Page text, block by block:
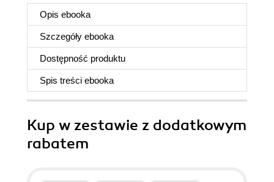
Opis ebooka
Szczegóły ebooka
Dostępność produktu
Spis treści ebooka
Kup w zestawie z dodatkowym
rabatem